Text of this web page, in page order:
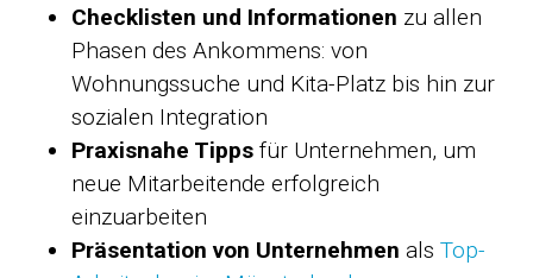
Checklisten und Informationen zu allen
Phasen des Ankommens: von
Wohnungssuche und Kita-Platz bis hin zur
sozialen Integration
Praxisnahe Tipps für Unternehmen, um
neue Mitarbeitende erfolgreich
einzuarbeiten
Präsentation von Unternehmen als Top-